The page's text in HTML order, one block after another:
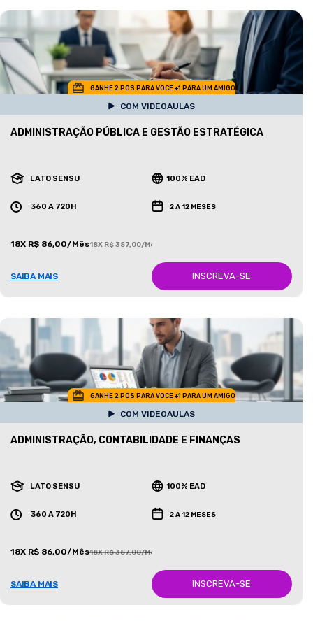
GANHE 2 POS PARA VOCE +1 PARA UM AMIGO
COM VIDEOAULAS
ADMINISTRAÇÃO PÚBLICA E GESTÃO ESTRATÉGICA
LATO SENSU 100% EAD
360 A 720H 2 A 12 MESES
18X R$ 86,00/Mês18X R$ 387,00/Mês
SAIBA MAIS INSCREVA-SE
GANHE 2 POS PARA VOCE +1 PARA UM AMIGO
COM VIDEOAULAS
ADMINISTRAÇÃO, CONTABILIDADE E FINANÇAS
LATO SENSU 100% EAD
360 A 720H 2 A 12 MESES
18X R$ 86,00/Mês18X R$ 387,00/Mês
SAIBA MAIS INSCREVA-SE